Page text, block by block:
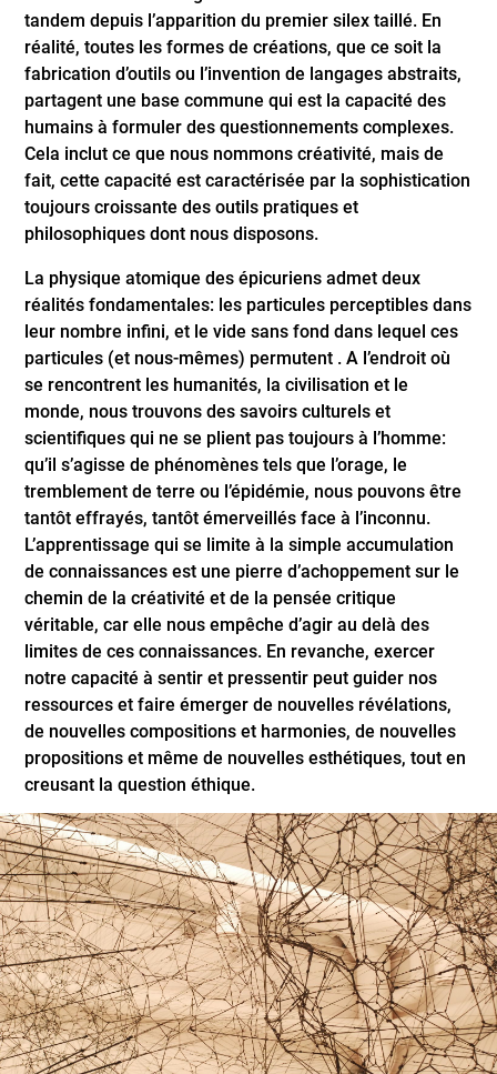
tandem depuis l’apparition du premier silex taillé. En
réalité, toutes les formes de créations, que ce soit la
fabrication d’outils ou l’invention de langages abstraits,
partagent une base commune qui est la capacité des
humains à formuler des questionnements complexes.
Cela inclut ce que nous nommons créativité, mais de
fait, cette capacité est caractérisée par la sophistication
toujours croissante des outils pratiques et
philosophiques dont nous disposons.
La physique atomique des épicuriens admet deux
réalités fondamentales: les particules perceptibles dans
leur nombre infini, et le vide sans fond dans lequel ces
particules (et nous-mêmes) permutent . A l’endroit où
se rencontrent les humanités, la civilisation et le
monde, nous trouvons des savoirs culturels et
scientifiques qui ne se plient pas toujours à l’homme:
qu’il s’agisse de phénomènes tels que l’orage, le
tremblement de terre ou l’épidémie, nous pouvons être
tantôt effrayés, tantôt émerveillés face à l’inconnu.
L’apprentissage qui se limite à la simple accumulation
de connaissances est une pierre d’achoppement sur le
chemin de la créativité et de la pensée critique
véritable, car elle nous empêche d’agir au delà des
limites de ces connaissances. En revanche, exercer
notre capacité à sentir et pressentir peut guider nos
ressources et faire émerger de nouvelles révélations,
de nouvelles compositions et harmonies, de nouvelles
propositions et même de nouvelles esthétiques, tout en
creusant la question éthique.